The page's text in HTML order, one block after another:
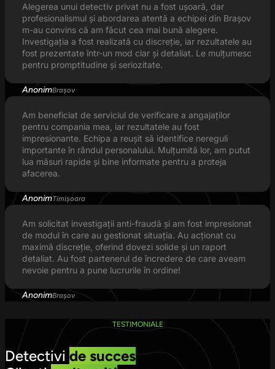
Alegerea unui detectiv privat nu a fost ușoară, dar
profesionalismul și abordarea atentă a echipei din Brașov
m-au convins că am făcut cea mai bună alegere.
Investigația a fost realizată cu discreție, iar rezultatele au
fost prezentate într-un mod clar și detaliat. Le mulțumesc
pentru promptitudine și seriozitate.
AnonimBrașov
Am beneficiat de serviciul de verificare a angajaților
pentru compania mea, iar rezultatele au fost
impresionante. Echipa a reușit să identifice nereguli
importante în rândul personalului. Mulțumită lor, am putut
lua măsuri rapide și bine informate pentru a proteja
afacerea.
AnonimTimișoara
Am solicitat investigații anti-fraudă și am fost impresionat
de modul în care au gestionat situația. Au acționat cu
maximă discreție, oferind dovezi solide și un raport
detaliat. Au fost partenerul de încredere de care aveam
nevoie pentru a pune lucrurile în ordine!
AnonimBrașov
TESTIMONIALE
Detectivi de succes